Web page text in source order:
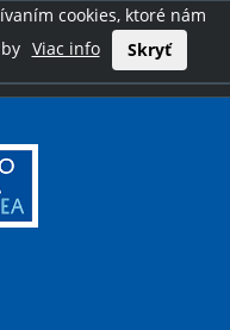
cookies, ktoré nám
Viac info Skryť